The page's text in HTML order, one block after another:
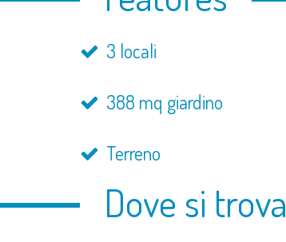
3 locali
388 mq giardino
Terreno
Dove si trova